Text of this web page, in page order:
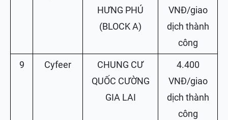
HƯNG PHÚ
(BLOCK A)
VNĐ/giao
dịch thành
công
9 Cyfeer
CHUNG CƯ
QUỐC CƯỜNG
GIA LAI
4.400
VNĐ/giao
dịch thành
công